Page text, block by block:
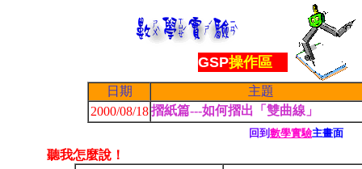
GSP操作區
日期
主題
2000/08/18 摺紙篇---如何摺出「雙曲線」
聽我怎麼說！
回到 數學實驗主畫面